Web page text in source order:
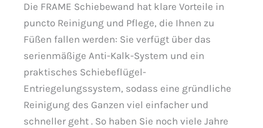
Die FRAME Schiebewand hat klare Vorteile in
puncto Reinigung und Pflege, die Ihnen zu
Füßen fallen werden: Sie verfügt über das
serienmäßige Anti-Kalk-System und ein
praktisches Schiebeflügel-
Entriegelungssystem, sodass eine gründliche
Reinigung des Ganzen viel einfacher und
schneller geht . So haben Sie noch viele Jahre